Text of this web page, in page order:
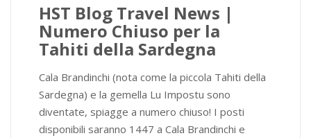
HST Blog Travel News |
Numero Chiuso per la
Tahiti della Sardegna
Cala Brandinchi (nota come la piccola Tahiti della
Sardegna) e la gemella Lu Impostu sono
diventate, spiagge a numero chiuso! I posti
disponibili saranno 1447 a Cala Brandinchi e